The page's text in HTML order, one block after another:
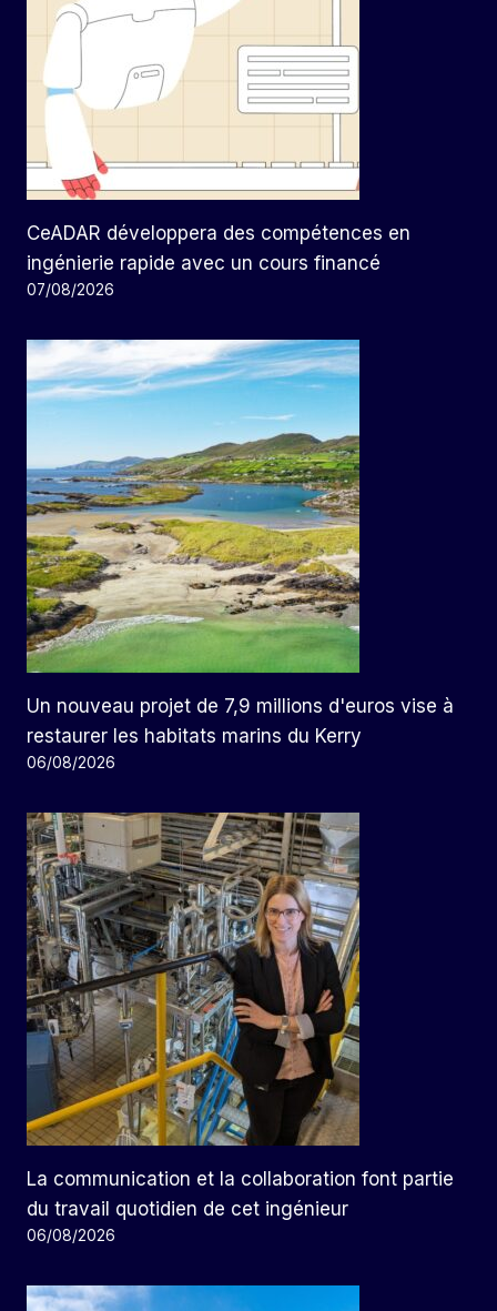
CeADAR développera des compétences en
ingénierie rapide avec un cours financé
07/08/2026
Un nouveau projet de 7,9 millions d'euros vise à
restaurer les habitats marins du Kerry
06/08/2026
La communication et la collaboration font partie
du travail quotidien de cet ingénieur
06/08/2026